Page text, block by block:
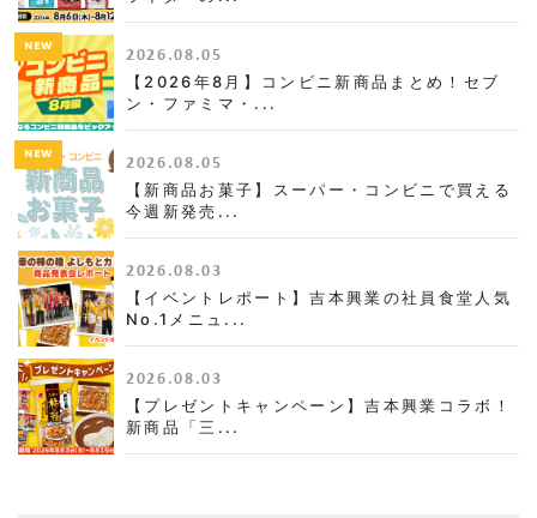
NEW 2026.08.05
【2026年8月】コンビニ新商品まとめ！セブ
ン・ファミマ・...
NEW 2026.08.05
【新商品お菓子】スーパー・コンビニで買える
今週新発売...
2026.08.03
【イベントレポート】吉本興業の社員食堂人気
No.1メニュ...
2026.08.03
【プレゼントキャンペーン】吉本興業コラボ！
新商品「三...